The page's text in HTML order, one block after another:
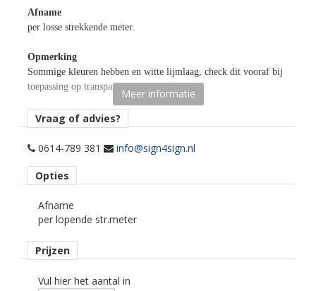
Afname
per losse strekkende meter.
Opmerking
Sommige kleuren hebben en witte lijmlaag, check dit vooraf bij
toepassing op transparante ondergronden!
Materiaaltype
opaak gekleurde snijfolie.
permanent, transparant, water gebaseerd.
Ondergrond
vlak, licht gebogen.
Dikte
Meer informatie
Vraag of advies?
0614-789 381 info@sign4sign.nl
Opties
Afname
per lopende str.meter
Prijzen
Vul hier het aantal in